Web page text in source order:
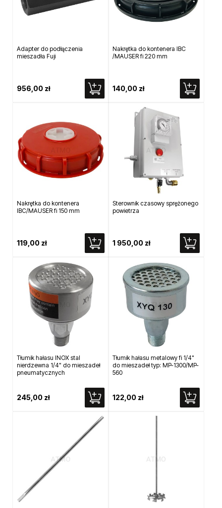
Adapter do podłączenia
mieszadła Fuji
956,00 zł
Nakrętka do kontenera IBC
/MAUSER fi 220 mm
140,00 zł
Nakrętka do kontenera
IBC/MAUSER fi 150 mm
119,00 zł
Sterownik czasowy sprężonego
powietrza
1 950,00 zł
Tłumik hałasu INOX stal
nierdzewna 1/4" do mieszadeł
pneumatycznych
245,00 zł
Tłumik hałasu metalowy fi 1/4"
do mieszadeł typ: MP-1300/MP-
560
122,00 zł